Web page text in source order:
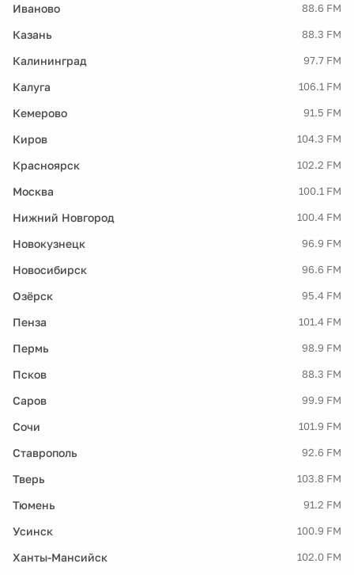
Иваново 88.6 FM
Казань 88.3 FM
Калининград 97.7 FM
Калуга 106.1 FM
Кемерово 91.5 FM
Киров 104.3 FM
Красноярск 102.2 FM
Москва 100.1 FM
Нижний Новгород 100.4 FM
Новокузнецк 96.9 FM
Новосибирск 96.6 FM
Озёрск 95.4 FM
Пенза 101.4 FM
Пермь 98.9 FM
Псков 88.3 FM
Саров 99.9 FM
Сочи 101.9 FM
Ставрополь 92.6 FM
Тверь 103.8 FM
Тюмень 91.2 FM
Усинск 100.9 FM
Ханты-Мансийск 102.0 FM